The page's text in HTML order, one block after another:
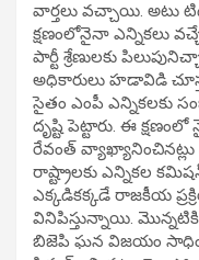
వార్తలు వచ్చాయి. అటు
క్షణంలోనైనా ఎన్నికలు
పార్టీ శ్రేణులకు
అధికారులు హడావిడి
సైతం ఎంపీ ఎన్నికలకు
దృష్టి పెట్టారు. ఈ
రేవంత్
రాష్ట్రాలకు ఎన్నికల
ఎక్కడికక్కడే రాజకీయ
వినిపిస్తున్నాయి.
బిజెపి ఘన విజయం